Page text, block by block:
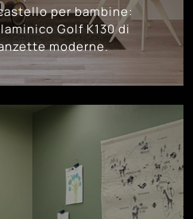
per bambine:
Golf K130 di
moderne.